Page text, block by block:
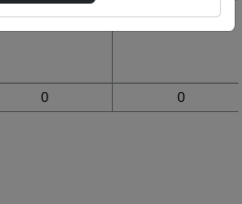
de la journée Vue du mois
dans le cadre de la licence
0 0